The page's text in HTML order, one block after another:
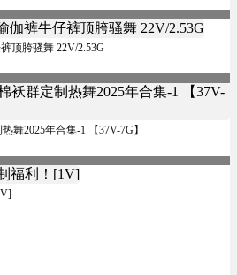
顶胯骚舞 22V/2.53G
舞2025年合集-1 【37V-7G】